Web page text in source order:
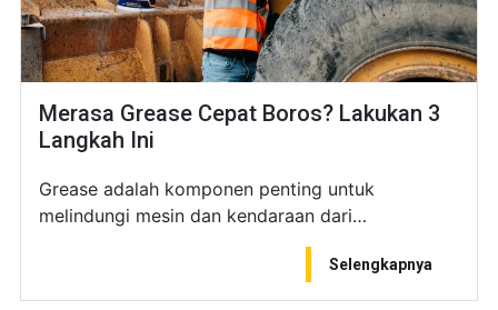
Merasa Grease Cepat Boros? Lakukan 3
Langkah Ini
Grease adalah komponen penting untuk
melindungi mesin dan kendaraan dari…
Selengkapnya